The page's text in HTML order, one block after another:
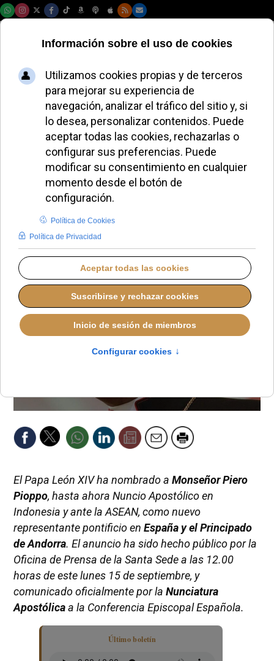
Piero Pioppo ya es
el Nuncio
Apostólico en
España
ALMUDENA RODRIGO
DESDE EL VATICANO
LUNES, 15 SEPTIEMBRE 2025 13:22
El Papa León XIV ha nombrado a Monseñor Piero
Pioppo, hasta ahora Nuncio Apostólico en
Indonesia y ante la ASEAN, como nuevo
representante pontificio en España y el Principado
de Andorra. El anuncio ha sido hecho público por la
Oficina de Prensa de la Santa Sede a las 12.00
horas de este lunes 15 de septiembre, y
comunicado oficialmente por la Nunciatura
Apostólicaa la Conferencia Episcopal Española.
Último boletín